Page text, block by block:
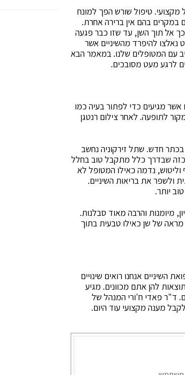
טיפול שורש הפך למונח
במקרים בהם אין ברירה אחרת.
אל תוך השן, עד שזו כבר פגעה
להיפרד מהשיניים אשר
עם המטופלים שלנו. במאמר הבא
לרגע מעט מסובכים.
מגיעים כדי לפתור בעיה כמו
לתופעה. לאחר צילום רנטגן
חדש. שתל זירקוניה נחשב
כזה שבדרך כלל מתקבל טוב בחלל
נדמה כאילו המטופל לא
ולשפר את בריאות השיניים.
יותר.
מיומנות והרבה מאוד סבלנות.
של שן כאילו טבעית בתוך
השיניים אנחנו רואים שינויים
להן אתם מכוונים. מגיע
ד"ר פאדי ח'ורי המנהל של
מענה מקצועי עוד היום.